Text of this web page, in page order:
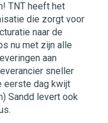
TNT heeft het
die zorgt voor
naar de
nu met zijn alle
aan
sneller
eerste dag kwijt
Sandd levert ook